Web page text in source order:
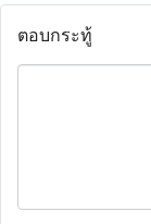
ตอบกระทู้